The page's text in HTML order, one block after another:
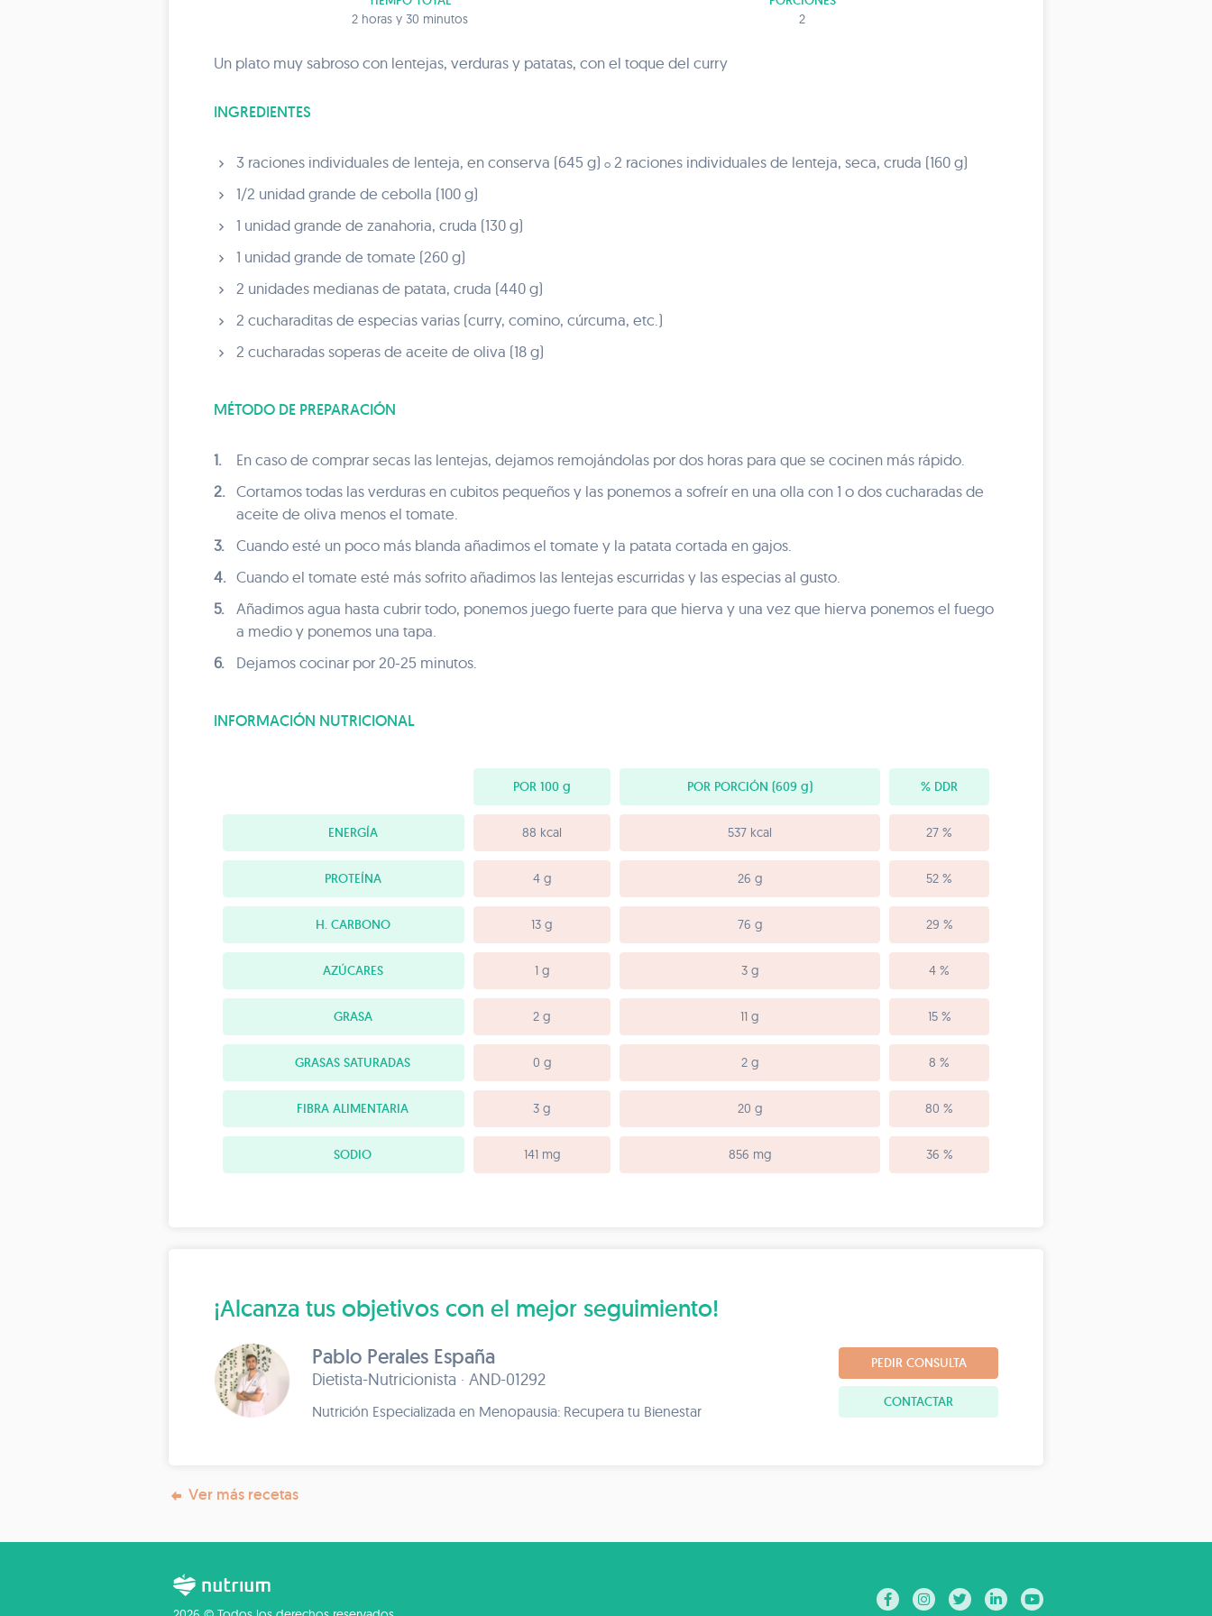
2 horas y 30 minutos
2
Un plato muy sabroso con lentejas, verduras y patatas, con el toque del curry
INGREDIENTES
3 raciones individuales de lenteja, en conserva (645 g) o 2 raciones individuales de lenteja, seca, cruda (160 g)
1/2 unidad grande de cebolla (100 g)
1 unidad grande de zanahoria, cruda (130 g)
1 unidad grande de tomate (260 g)
2 unidades medianas de patata, cruda (440 g)
2 cucharaditas de especias varias (curry, comino, cúrcuma, etc.)
2 cucharadas soperas de aceite de oliva (18 g)
MÉTODO DE PREPARACIÓN
1.
En caso de comprar secas las lentejas, dejamos remojándolas por dos horas para que se cocinen más rápido.
2.
Cortamos todas las verduras en cubitos pequeños y las ponemos a sofreír en una olla con 1 o dos cucharadas de
aceite de oliva menos el tomate.
3.
Cuando esté un poco más blanda añadimos el tomate y la patata cortada en gajos.
4. Cuando el tomate esté más sofrito añadimos las lentejas escurridas y las especias al gusto.
5.
Añadimos agua hasta cubrir todo, ponemos juego fuerte para que hierva y una vez que hierva ponemos el fuego
a medio y ponemos una tapa.
6.
Dejamos cocinar por 20-25 minutos.
INFORMACIÓN NUTRICIONAL
POR 100 g POR PORCIÓN (609 g) % DDR
ENERGÍA 88 kcal 537 kcal 27 %
PROTEÍNA 4 g 26 g 52 %
H. CARBONO 13 g 76 g 29 %
AZÚCARES 1 g 3 g 4 %
GRASA 2 g 11 g 15 %
GRASAS SATURADAS 0 g 2 g 8 %
FIBRA ALIMENTARIA 3 g 20 g 80 %
SODIO 141 mg 856 mg 36 %
¡Alcanza tus objetivos con el mejor seguimiento!
Pablo Perales España
Dietista-Nutricionista · AND-01292
Nutrición Especializada en Menopausia: Recupera tu Bienestar
PEDIR CONSULTA
CONTACTAR
Ver más recetas